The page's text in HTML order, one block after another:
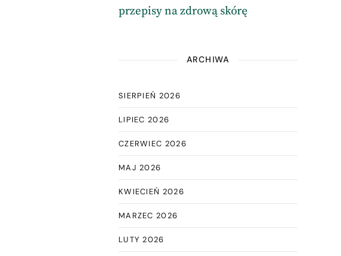
przepisy na zdrową skórę
ARCHIWA
SIERPIEŃ 2026
LIPIEC 2026
CZERWIEC 2026
MAJ 2026
KWIECIEŃ 2026
MARZEC 2026
LUTY 2026